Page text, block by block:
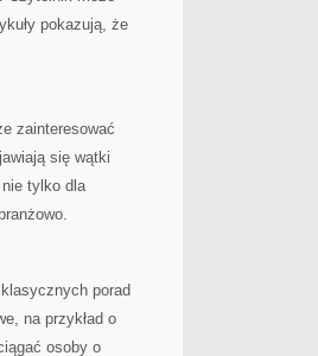
pokazują, że
zainteresować
się wątki
tylko dla
porad
na przykład o
osoby o